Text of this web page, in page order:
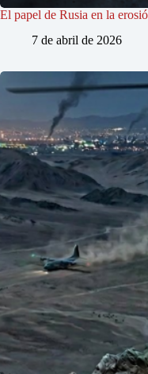
El papel de Rusia en la
7 de abril de 2026